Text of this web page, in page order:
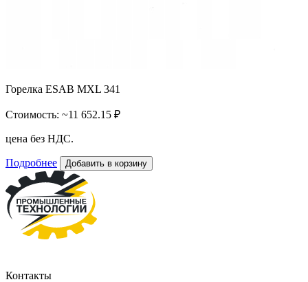
Горелка ESAB MXL 341
Стоимость: ~11 652.15 ₽
цена без НДС.
Подробнее Добавить в корзину
Контакты